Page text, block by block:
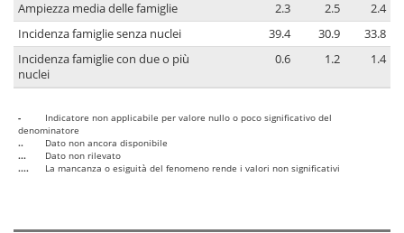
Ampiezza media delle famiglie 2.3 2.5
2.4
Incidenza famiglie senza nuclei
39.4 30.9
33.8
Incidenza famiglie con due o più
nuclei
0.6 1.2 1.4
-
Indicatore non applicabile per valore nullo o poco significativo del
denominatore
..
Dato non ancora disponibile
...
Dato non rilevato
....
La mancanza o esiguità del fenomeno rende i valori non significativi